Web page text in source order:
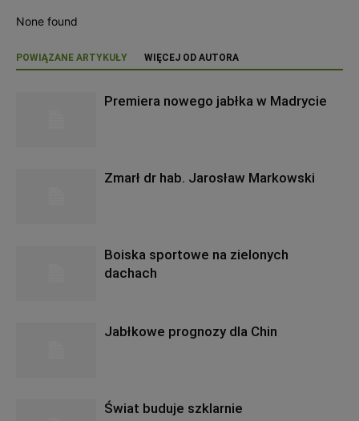
None found
POWIĄZANE ARTYKUŁY WIĘCEJ OD AUTORA
Premiera nowego jabłka w Madrycie
Zmarł dr hab. Jarosław Markowski
Boiska sportowe na zielonych
dachach
Jabłkowe prognozy dla Chin
Świat buduje szklarnie